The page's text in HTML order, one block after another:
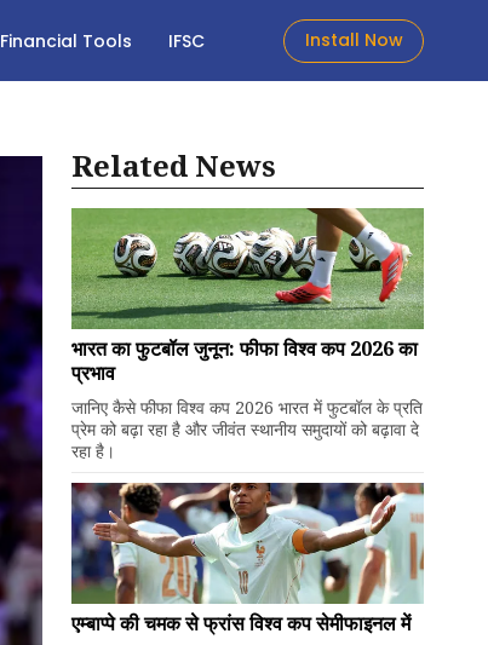
Financial Tools IFSC Install Now
Related News
भारत का फुटबॉल जुनून: फीफा विश्व कप 2026 का
प्रभाव
जानिए कैसे फीफा विश्व कप 2026 भारत में फुटबॉल के प्रति
प्रेम को बढ़ा रहा है और जीवंत स्थानीय समुदायों को बढ़ावा दे
रहा है।
एम्बाप्पे की चमक से फ्रांस विश्व कप सेमीफाइनल में